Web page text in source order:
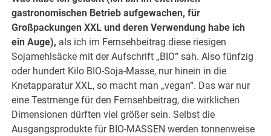
gastronomischen Betrieb aufgewachen, für
Großpackungen XXL und deren Verwendung habe ich
ein Auge), als ich im Fernsehbeitrag diese riesigen
Sojamehlsäcke mit der Aufschrift „BIO“ sah. Also fünfzig
oder hundert Kilo BIO-Soja-Masse, nur hinein in die
Knetapparatur XXL, so macht man „vegan“. Das war nur
eine Testmenge für den Fernsehbeitrag, die wirklichen
Dimensionen dürften viel größer sein. Selbst die
Ausgangsprodukte für BIO-MASSEN werden tonnenweise